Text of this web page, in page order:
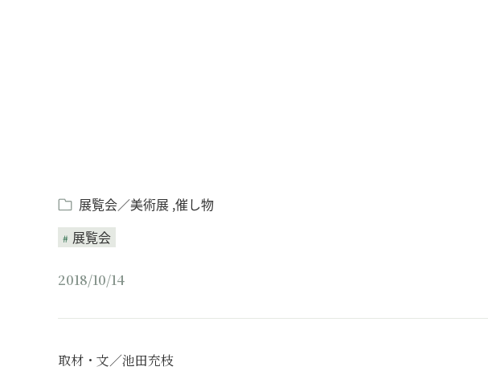
展覧会／美術展 催し物
展覧会
2018/10/14
取材・文／池田充枝